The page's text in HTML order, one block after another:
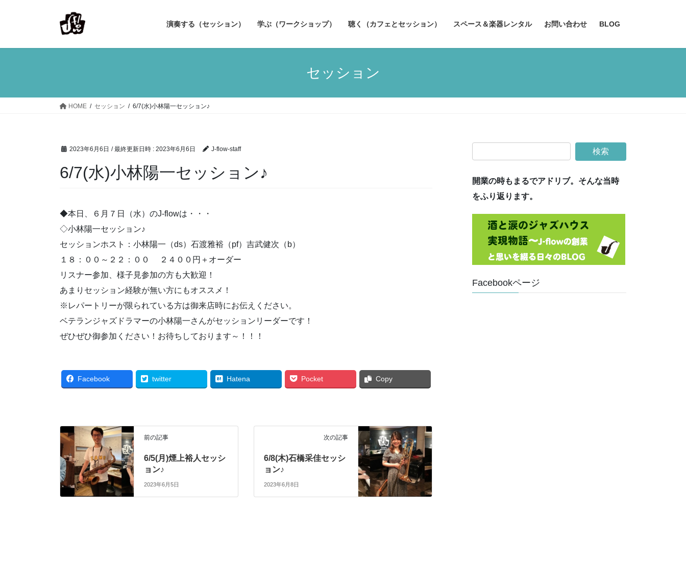
演奏する（セッション） 学ぶ（ワークショップ） 聴く（カフェとセッション） スペース＆楽器レンタル お問い合わせ BLOG
セッション
HOME セッション 6/7(水)小林陽一セッション♪
2023年6月6日 / 最終更新日時 : 2023年6月6日 J-flow-staff
6/7(水)小林陽一セッション♪
◆本日、６月７日（水）のJ-flowは・・・
◇小林陽一セッション♪
セッションホスト：小林陽一（ds）石渡雅裕（pf）吉武健次（b）
１８：００～２２：００ ２４００円＋オーダー
リスナー参加、様子見参加の方も大歓迎！
あまりセッション経験が無い方にもオススメ！
※レパートリーが限られている方は御来店時にお伝えください。
ベテランジャズドラマーの小林陽一さんがセッションリーダーです！
ぜひぜひ御参加ください！お待ちしております～！！！
Facebook twitter Hatena Pocket Copy
前の記事
6/5(月)煙上裕人セッシ
ョン♪
2023年6月5日
次の記事
6/8(木)石橋采佳セッシ
ョン♪
2023年6月8日
開業の時もまるでアドリブ。そんな当時
をふり返ります。
Facebookページ